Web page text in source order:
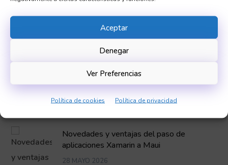
Aceptar
Denegar
Ver Preferencias
Política de cookies Política de privacidad
por ia en una web
29 MAYO 2026
Novedades y ventajas del paso de
aplicaciones Xamarin a Maui
28 MAYO 2026